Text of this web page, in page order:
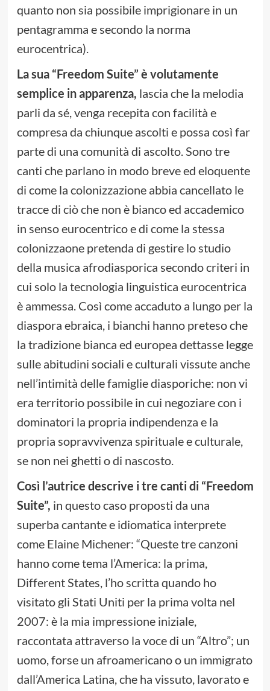
quanto non sia possibile imprigionare in un
pentagramma e secondo la norma
eurocentrica).
La sua “Freedom Suite” è volutamente
semplice in apparenza, lascia che la melodia
parli da sé, venga recepita con facilità e
compresa da chiunque ascolti e possa così far
parte di una comunità di ascolto. Sono tre
canti che parlano in modo breve ed eloquente
di come la colonizzazione abbia cancellato le
tracce di ciò che non è bianco ed accademico
in senso eurocentrico e di come la stessa
colonizzaone pretenda di gestire lo studio
della musica afrodiasporica secondo criteri in
cui solo la tecnologia linguistica eurocentrica
è ammessa. Così come accaduto a lungo per la
diaspora ebraica, i bianchi hanno preteso che
la tradizione bianca ed europea dettasse legge
sulle abitudini sociali e culturali vissute anche
nell’intimità delle famiglie diasporiche: non vi
era territorio possibile in cui negoziare con i
dominatori la propria indipendenza e la
propria sopravvivenza spirituale e culturale,
se non nei ghetti o di nascosto.
Così l’autrice descrive i tre canti di “Freedom
Suite”, in questo caso proposti da una
superba cantante e idiomatica interprete
come Elaine Michener: “Queste tre canzoni
hanno come tema l’America: la prima,
Different States, l’ho scritta quando ho
visitato gli Stati Uniti per la prima volta nel
2007: è la mia impressione iniziale,
raccontata attraverso la voce di un “Altro”; un
uomo, forse un afroamericano o un immigrato
dall’America Latina, che ha vissuto, lavorato e